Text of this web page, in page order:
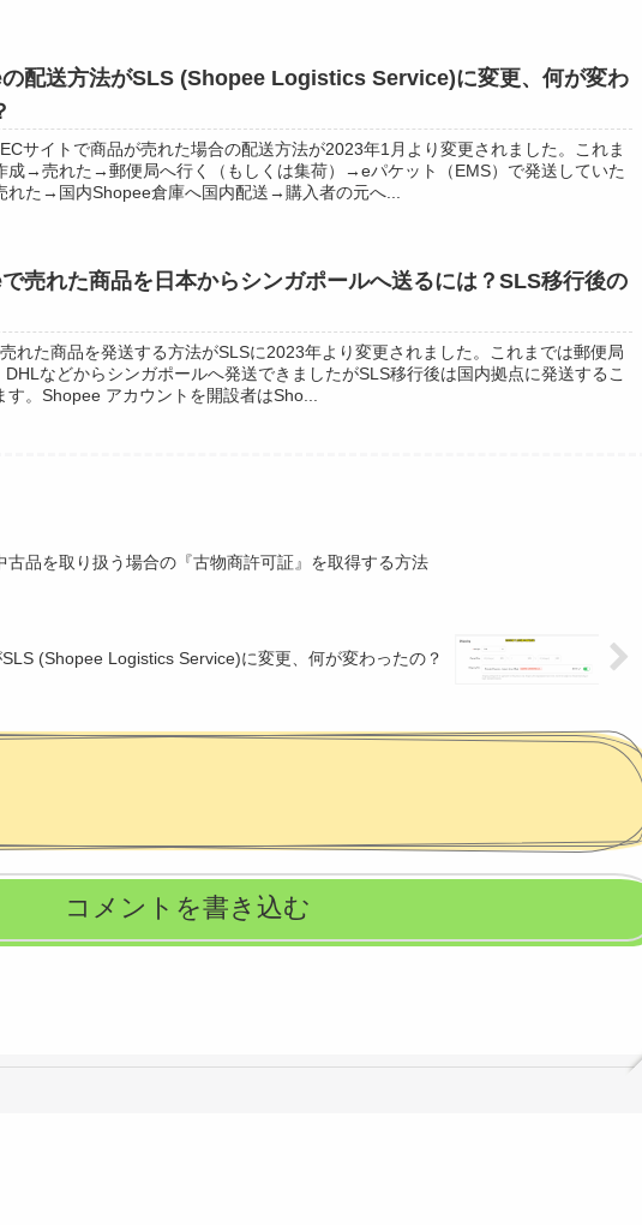
配送方法がSLS (Shopee Logistics Service)に変更、何が変わ
サイトで商品が売れた場合の配送方法が2023年1月より変更されました。これま
成→売れた→郵便局へ行く（もしくは集荷）→eパケット（EMS）で発送していた
れた→国内Shopee倉庫へ国内配送→購入者の元へ...
売れた商品を日本からシンガポールへ送るには？SLS移行後の
れた商品を発送する方法がSLSに2023年より変更されました。これまでは郵便局
などからシンガポールへ発送できましたがSLS移行後は国内拠点に発送するこ
す。Shopee アカウントを開設者はSho...
古品を取り扱う場合の『古物商許可証』を取得する方法
(Shopee Logistics Service)に変更、何が変わったの？
コメントを書き込む